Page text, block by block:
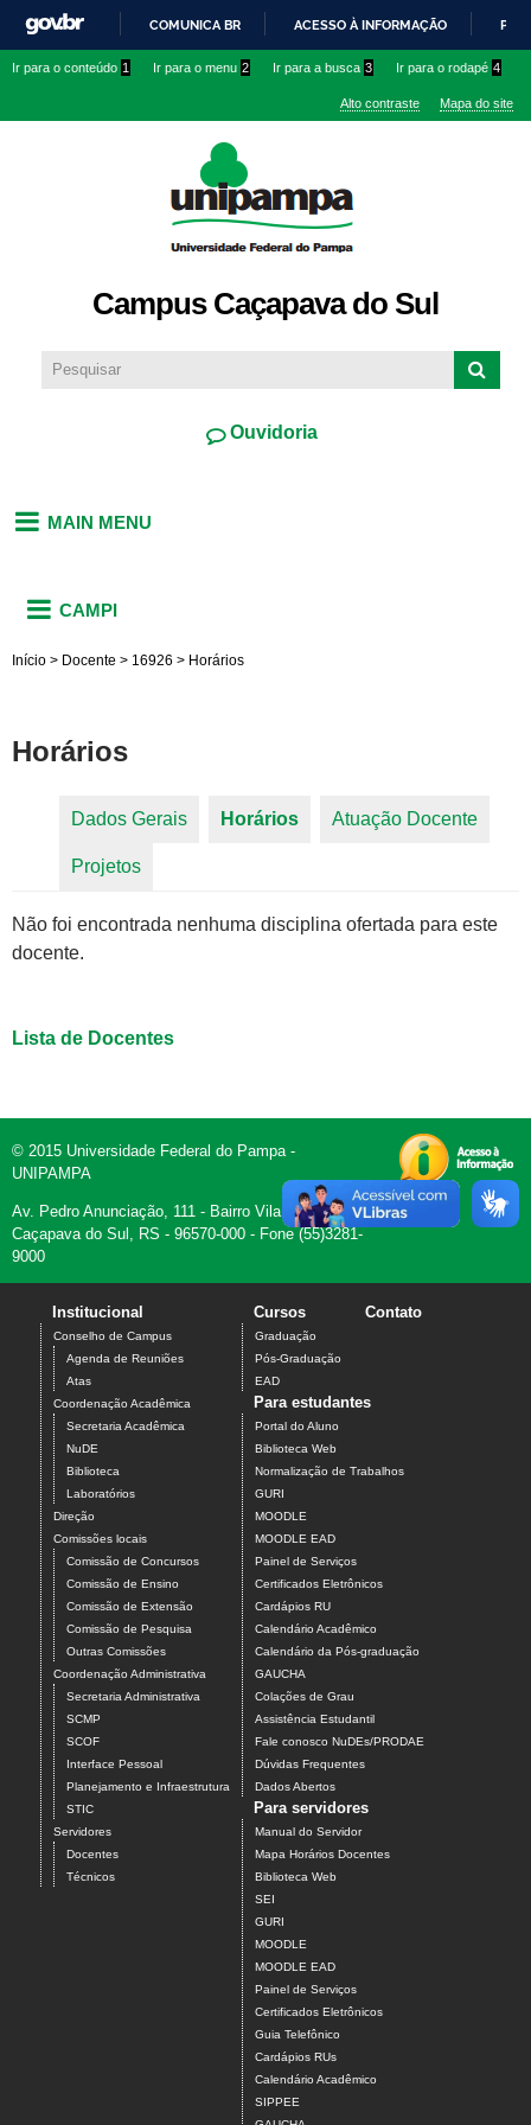
conteúdo
IR
O
COMUNICA BR ACESSO À INFORMAÇÃO
Ir para o conteúdo 1 Ir para o menu 2 Ir para a busca 3 Ir para o rodapé 4
Alto contraste Mapa do site
Campus Caçapava do Sul
Ouvidoria
MAIN MENU
CAMPI
Início > Docente > 16926 > Horários
Horários
Dados Gerais Horários (aba ativa)
Atuação Docente
Projetos
Não foi encontrada nenhuma disciplina ofertada para este
docente.
Lista de Docentes
© 2015 Universidade Federal do Pampa -
UNIPAMPA
Av. Pedro Anunciação, 111 - Bairro Vila Batista -
Caçapava do Sul, RS - 96570-000 - Fone (55)3281-
9000
Institucional
Conselho de Campus
Agenda de Reuniões
Atas
Coordenação Acadêmica
Secretaria Acadêmica
NuDE
Biblioteca
Laboratórios
Direção
Comissões locais
Comissão de Concursos
Comissão de Ensino
Comissão de Extensão
Comissão de Pesquisa
Outras Comissões
Coordenação Administrativa
Secretaria Administrativa
SCMP
SCOF
Interface Pessoal
Planejamento e Infraestrutura
STIC
Servidores
Docentes
Técnicos
Cursos
Graduação
Pós-Graduação
EAD
Contato
Para estudantes
Portal do Aluno
Biblioteca Web
Normalização de Trabalhos
GURI
MOODLE
MOODLE EAD
Painel de Serviços
Certificados Eletrônicos
Cardápios RU
Calendário Acadêmico
Calendário da Pós-graduação
GAUCHA
Colações de Grau
Assistência Estudantil
Fale conosco NuDEs/PRODAE
Dúvidas Frequentes
Dados Abertos
Para servidores
Manual do Servidor
Mapa Horários Docentes
Biblioteca Web
SEI
GURI
MOODLE
MOODLE EAD
Painel de Serviços
Certificados Eletrônicos
Guia Telefônico
Cardápios RUs
Calendário Acadêmico
SIPPEE